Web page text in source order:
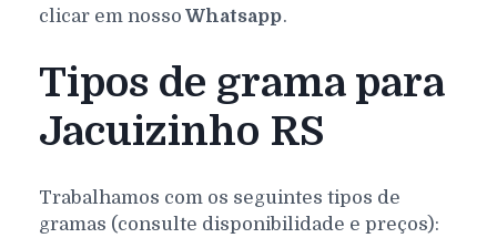
clicar em nosso Whatsapp.
Tipos de grama para
Jacuizinho RS
Trabalhamos com os seguintes tipos de
gramas (consulte disponibilidade e preços):